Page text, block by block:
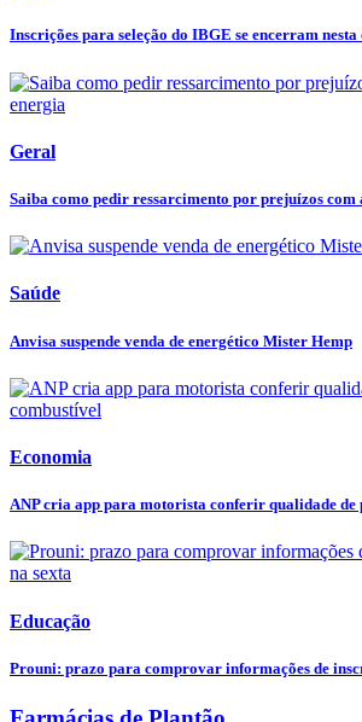
Inscrições para seleção do IBGE se encerram
Geral
Saiba como pedir ressarcimento por prejuízos com
Saúde
Anvisa suspende venda de energético Mister Hemp
Economia
ANP cria app para motorista conferir qualidade de
Educação
Prouni: prazo para comprovar informações de